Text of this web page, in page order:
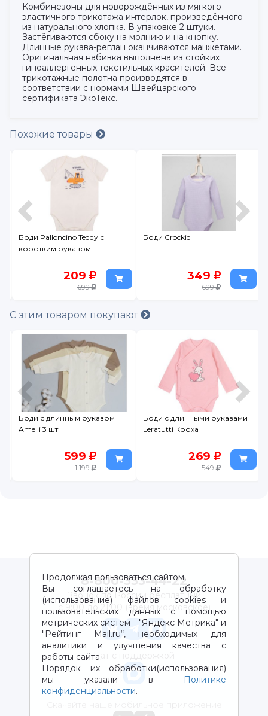
Комбинезоны для новорождённых из мягкого
эластичного трикотажа интерлок, произведённого
из натурального хлопка. В упаковке 2 штуки.
Застёгиваются сбоку на молнию и на кнопку.
Длинные рукава-реглан оканчиваются манжетами.
Оригинальная набивка выполнена из стойких
гипоаллергенных текстильных красителей. Все
трикотажные полотна производятся в
соответствии с нормами Швейцарского
сертификата ЭкоТекс.
Похожие товары
Боди Crockid
349
699
Боди с длинными рукавами
349
699
С этим товаром покупают
Боди с длинными рукавами
Leratutti Кроха
269
549
Боди Palloncino Teddy с
длинным рукавом
749
Продолжая пользоваться сайтом,
Вы соглашаетесь на обработку
(использование) файлов cookies и
пользовательских данных с помощью
метрических систем - "Яндекс Метрика" и
"Рейтинг Mail.ru“, необходимых для
аналитики и улучшения качества с
работы сайта.
Порядок их обработки(использования)
мы указали в
Политике
конфиденциальности.
8-800-333-44-22
Звонок по России бесплатный
с 9:00 до 21:00 (время московское)
Чат с поддержкой